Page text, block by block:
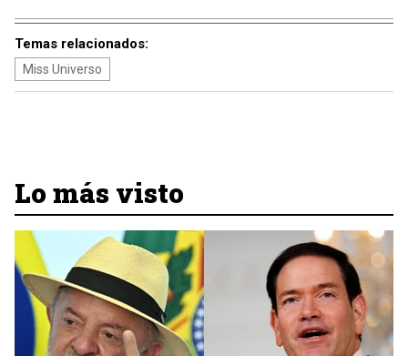
Temas relacionados:
Miss Universo
Lo más visto